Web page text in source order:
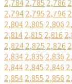
2,7842,785 2,786
2,7942,795 2,796
2,8042,805 2,806
2,8142,815 2,816
2,8242,825 2,826
2,8342,835 2,836
2,8442,845 2,846
2,8542,855 2,856